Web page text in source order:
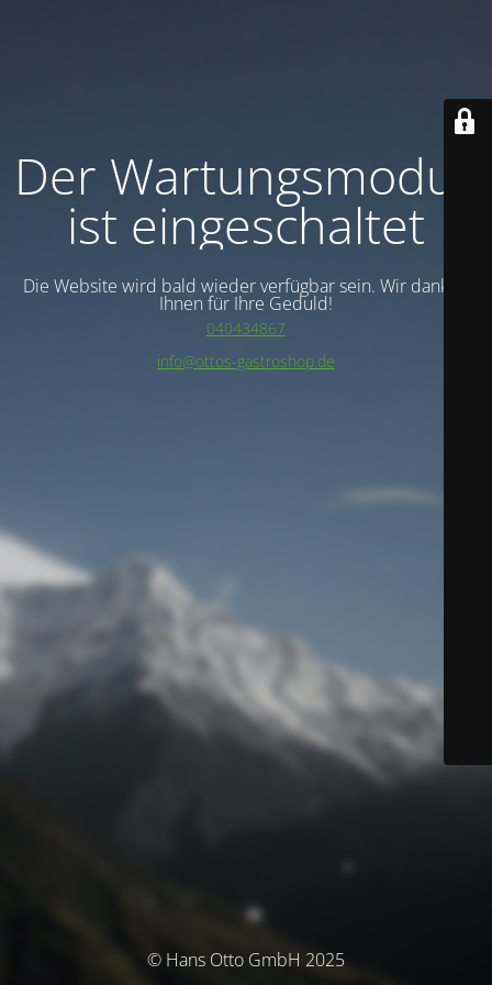
Der Wartungsmodus
ist eingeschaltet
Die Website wird bald wieder verfügbar sein. Wir danken
Ihnen für Ihre Geduld!
040434867
info@ottos-gastroshop.de
© Hans Otto GmbH 2025